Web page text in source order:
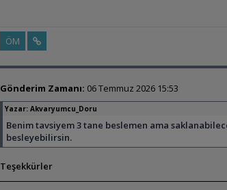
ÖM
Gönderim Zamanı: 06 Temmuz 2026 15:53
Yazar:Akvaryumcu_Doru
Benim tavsiyem 3 tane beslemen ama
besleyebilirsin.
Teşekkürler